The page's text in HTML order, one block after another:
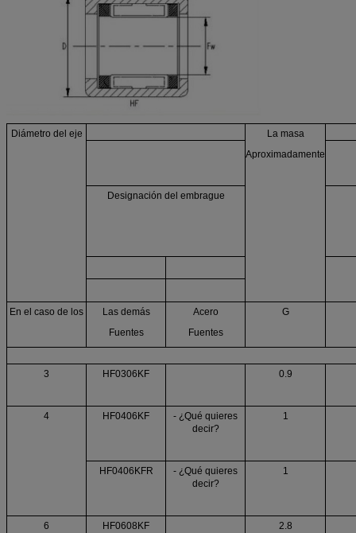
Diámetro del eje
La masa
Aproximadamente
Designación del embrague
En el caso de los
Las demás
Fuentes
Acero
Fuentes
G
3 HF0306KF 0.9
4 HF0406KF
- ¿Qué quieres
decir?
1
HF0406KFR
- ¿Qué quieres
decir?
1
6 HF0608KF 2.8